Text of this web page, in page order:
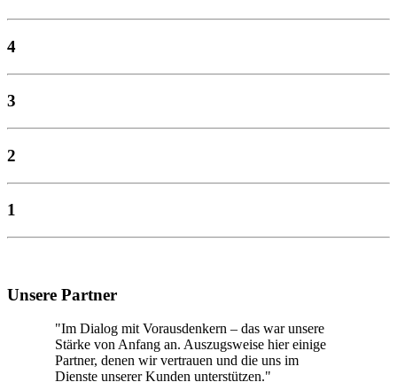
4
3
2
1
Unsere Partner
"Im Dialog mit Vorausdenkern – das war unsere
Stärke von Anfang an. Auszugsweise hier einige
Partner, denen wir vertrauen und die uns im
Dienste unserer Kunden unterstützen."